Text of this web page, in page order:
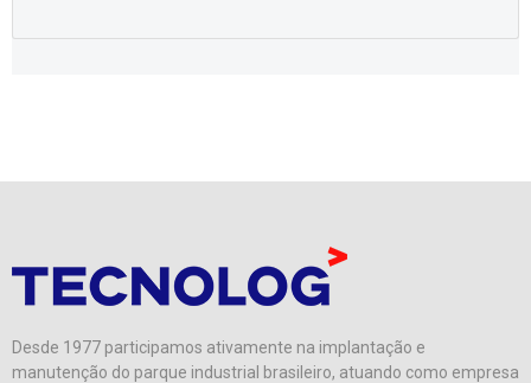
Desde 1977 participamos ativamente na implantação e
manutenção do parque industrial brasileiro, atuando como empresa